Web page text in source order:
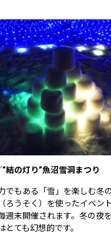
結の灯り”魚沼雪洞まつり
でもある「雪」を楽しむ冬
ろうそく）を使ったイベン
週末開催されます。冬の夜
とても幻想的です。